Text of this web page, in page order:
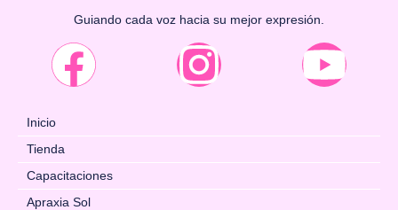
Guiando cada voz hacia su mejor expresión.
Inicio
Tienda
Capacitaciones
Apraxia Sol